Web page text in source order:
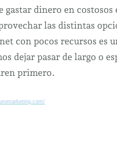
gastar dinero en costosos
las distintas
con pocos recursos es
dejar pasar de largo o
primero.